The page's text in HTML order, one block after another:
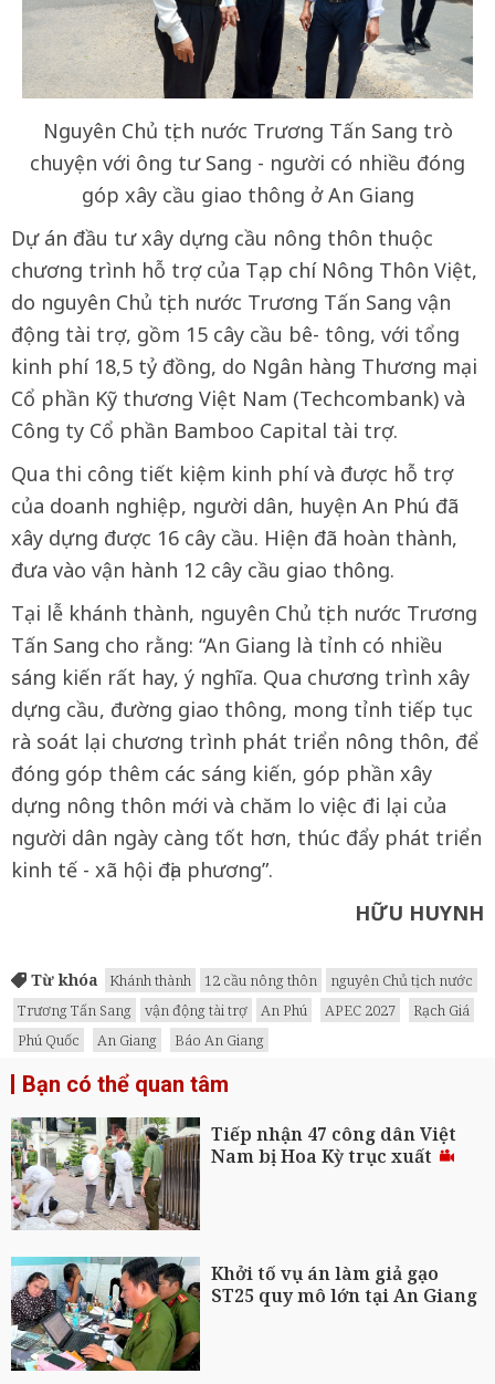
Nguyên Chủ tịch nước Trương Tấn Sang trò
chuyện với ông tư Sang - người có nhiều đóng
góp xây cầu giao thông ở An Giang
Dự án đầu tư xây dựng cầu nông thôn thuộc
chương trình hỗ trợ của Tạp chí Nông Thôn Việt,
do nguyên Chủ tịch nước Trương Tấn Sang vận
động tài trợ, gồm 15 cây cầu bê- tông, với tổng
kinh phí 18,5 tỷ đồng, do Ngân hàng Thương mại
Cổ phần Kỹ thương Việt Nam (Techcombank) và
Công ty Cổ phần Bamboo Capital tài trợ.
Qua thi công tiết kiệm kinh phí và được hỗ trợ
của doanh nghiệp, người dân, huyện An Phú đã
xây dựng được 16 cây cầu. Hiện đã hoàn thành,
đưa vào vận hành 12 cây cầu giao thông.
Tại lễ khánh thành, nguyên Chủ tịch nước Trương
Tấn Sang cho rằng: “An Giang là tỉnh có nhiều
sáng kiến rất hay, ý nghĩa. Qua chương trình xây
dựng cầu, đường giao thông, mong tỉnh tiếp tục
rà soát lại chương trình phát triển nông thôn, để
đóng góp thêm các sáng kiến, góp phần xây
dựng nông thôn mới và chăm lo việc đi lại của
người dân ngày càng tốt hơn, thúc đẩy phát triển
kinh tế - xã hội địa phương”.
HỮU HUYNH
Từ khóa Khánh thành 12 cầu nông thôn
nguyên Chủ tịch nước
Trương Tấn Sang
vận động tài trợ An Phú APEC 2027
Rạch Giá
Phú Quốc
An Giang Báo An Giang
Bạn có thể quan tâm
Tiếp nhận 47 công dân Việt
Nam bị Hoa Kỳ trục xuất
Khởi tố vụ án làm giả gạo
ST25 quy mô lớn tại An Giang